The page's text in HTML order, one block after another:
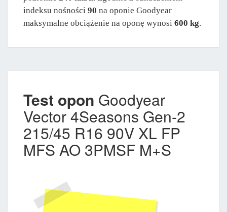
indeksu nośności 90 na oponie Goodyear
maksymalne obciążenie na oponę wynosi 600 kg.
Test opon Goodyear
Vector 4Seasons Gen-2
215/45 R16 90V XL FP
MFS AO 3PMSF M+S